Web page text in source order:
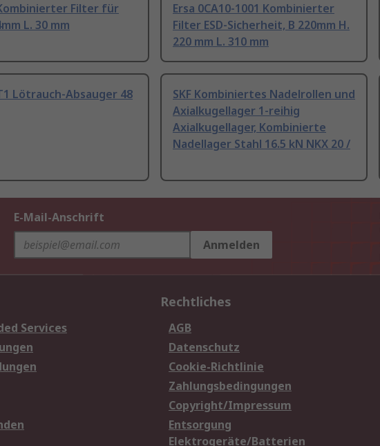
Kombinierter Filter für
L. 30 mm
Ersa 0CA10-1001 Kombinierter
Filter ESD-Sicherheit, B 220mm H.
220 mm L. 310 mm
Lötrauch-Absauger 48
SKF Kombiniertes Nadelrollen und
Axialkugellager 1-reihig
Axialkugellager, Kombinierte
Nadellager Stahl 16.5 kN NKX 20 /
E-Mail-Anschrift
Anmelden
Services
Rechtliches
AGB
Datenschutz
Cookie-Richtlinie
Zahlungsbedingungen
Copyright/Impressum
Entsorgung
Elektrogeräte/Batterien